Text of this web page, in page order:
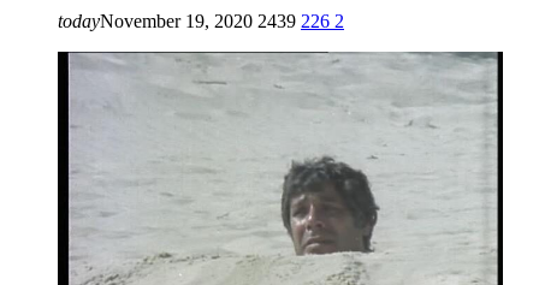
todayNovember 19, 2020 2439 226 2